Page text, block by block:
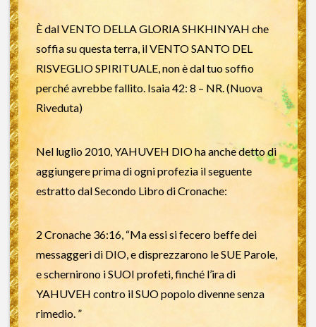
È dal VENTO DELLA GLORIA SHKHINYAH che
soffia su questa terra, il VENTO SANTO DEL
RISVEGLIO SPIRITUALE, non è dal tuo soffio
perché avrebbe fallito. Isaia 42: 8 – NR. (Nuova
Riveduta)
Nel luglio 2010, YAHUVEH DIO ha anche detto di
aggiungere prima di ogni profezia il seguente
estratto dal Secondo Libro di Cronache:
2 Cronache 36:16, “Ma essi si fecero beffe dei
messaggeri di DIO, e disprezzarono le SUE Parole,
e schernirono i SUOI profeti, finché l’ira di
YAHUVEH contro il SUO popolo divenne senza
rimedio. ”